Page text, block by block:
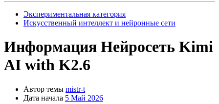
Экспериментальная категория
Искусственный интеллект и нейронные сети
Информация Нейросеть Kimi
AI with K2.6
Автор темы mistr-t
Дата начала 5 Май 2026